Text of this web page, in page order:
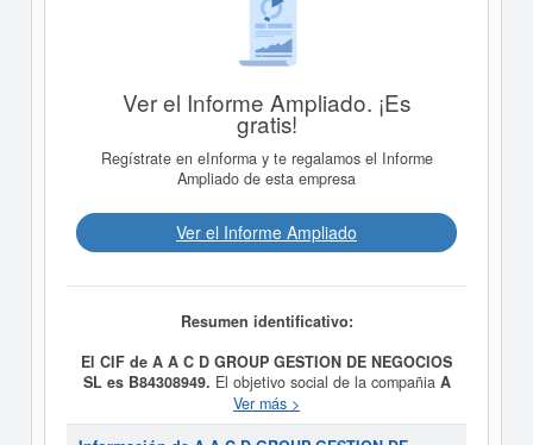
Ver el Informe Ampliado. ¡Es
gratis!
Regístrate en eInforma y te regalamos el Informe
Ampliado de esta empresa
Ver el Informe Ampliado
Resumen identificativo:
El CIF de A A C D GROUP GESTION DE NEGOCIOS
SL es B84308949. El objetivo social de la compañia A
A C D GROUP GESTION DE NEGOCIOS SL
COMERCIALIZACION, VENTA Y DISTRIBUCION AL
Ver más >